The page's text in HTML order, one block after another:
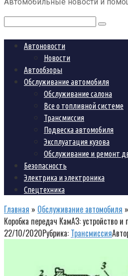
Поиск:
Автоновости
Новости
Автообзоры
Обслуживание автомобиля
Обслуживание салона
Все о топливной системе
Трансмиссия
Подвеска автомобиля
Эксплуатация кузова
Обслуживание и ремонт
Безопасность
Электрика и электроника
Спецтехника
Главная » Обслуживание автомобиля »
Коробка передач КамАЗ: устройство
22/10/2020Рубрика: Трансмиссия